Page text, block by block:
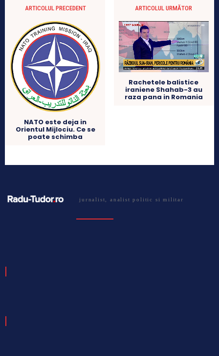
ARTICOLUL PRECEDENT
NATO este deja in
Orientul Mijlociu. Ce se
poate schimba
ARTICOLUL URMĂTOR
Rachetele balistice
iraniene Shahab-3 au
raza pana in Romania
jurnalist, analist politic si militar